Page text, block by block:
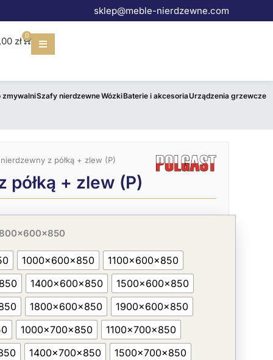
sklep@meble-nierdzewne.com
zł
0
Wózek
zmywalniSzafy nierdzewneWózkiBaterie i akcesoriaUrządzenia grzewcze
nierdzewny z półką + zlew (P)
półką + zlew (P)
1000x600x850
1100x600x850
1400x600x850
1500x600x850
1800x600x850
1900x600x850
1000x700x850
1100x700x850
1400x700x850
1500x700x850